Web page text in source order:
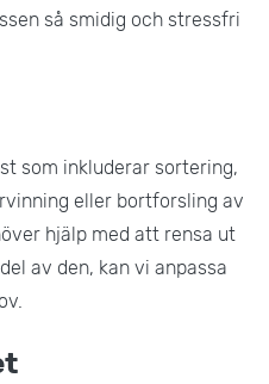
så smidig och stressfri
som inkluderar sortering,
eller bortforsling av
hjälp med att rensa ut
av den, kan vi anpassa